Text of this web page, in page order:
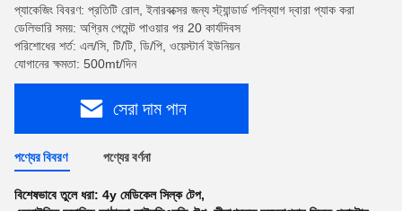
প্যাকেজিং বিবরণ: প্রতিটি রোল, ইনারবক্সের জন্য স্ট্যান্ডার্ড পলিব্যাগ দ্বারা প্যাক করা
ডেলিভারি সময়: অগ্রিম পেমেন্ট পাওয়ার পর 20 কার্যদিবস
পরিশোধের শর্ত: এল/সি, টি/টি, ডি/পি, ওয়েস্টার্ন ইউনিয়ন
যোগানের ক্ষমতা: 500mt/দিন
সেরা দাম পান
পণ্যের বিবরণ পণ্যের বর্ণনা
বিশেষভাবে তুলে ধরা: 4y মেডিকেল সিল্ক টেপ,